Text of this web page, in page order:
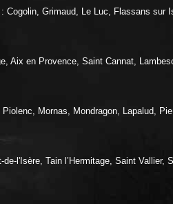
Cogolin, Grimaud, Le Luc, Flassans sur
Aix en Provence, Saint Cannat,
Mornas, Mondragon, Lapalud,
l'Isère, Tain l’Hermitage, Saint